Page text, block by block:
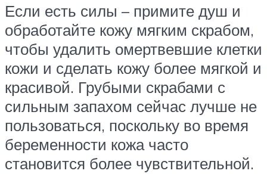
Если есть силы – примите душ и
обработайте кожу мягким скрабом,
чтобы удалить омертвевшие клетки
кожи и сделать кожу более мягкой и
красивой. Грубыми скрабами с
сильным запахом сейчас лучше не
пользоваться, поскольку во время
беременности кожа часто
становится более чувствительной.